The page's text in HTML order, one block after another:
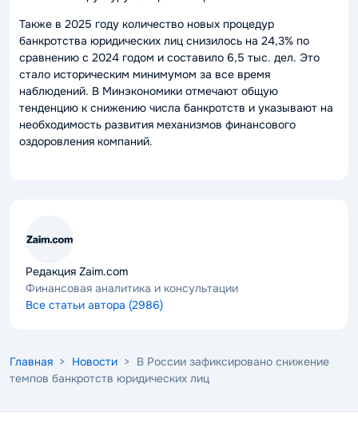
Также в 2025 году количество новых процедур
банкротства юридических лиц снизилось на 24,3% по
сравнению с 2024 годом и составило 6,5 тыс. дел. Это
стало историческим минимумом за все время
наблюдений. В Минэкономики отмечают общую
тенденцию к снижению числа банкротств и указывают на
необходимость развития механизмов финансового
оздоровления компаний.
Редакция Zaim.com
Финансовая аналитика и консультации
Все статьи автора (2986)
Главная > Новости > В России зафиксировано снижение
темпов банкротств юридических лиц